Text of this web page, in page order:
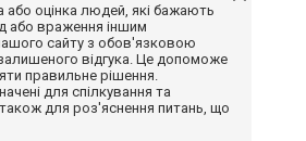
або оцінка людей, які бажають
або враження іншим
сайту з обов'язковою
відгука. Це допоможе
правильне рішення.
для спілкування та
для роз'яснення питань, що